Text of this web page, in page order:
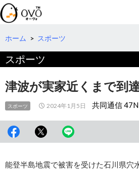
検
索
コ
テ
へ
移
動
ホーム > スポーツ
スポーツ
津波が実家近くまで到
スポーツ 2024年1月5日 共同通信
能登半島地震で被害を受けた石川県穴